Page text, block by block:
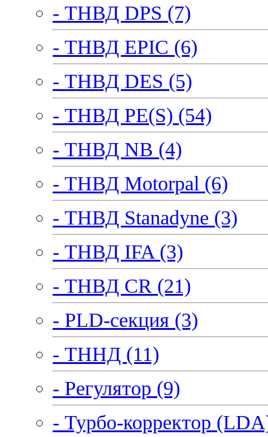
- ТНВД DPS (7)
- ТНВД EPIC (6)
- ТНВД DES (5)
- ТНВД PE(S) (54)
- ТНВД NB (4)
- ТНВД Motorpal (6)
- ТНВД Stanadyne (3)
- ТНВД IFA (3)
- ТНВД CR (21)
- PLD-секция (3)
- ТННД (11)
- Регулятор (9)
- Турбо-корректор